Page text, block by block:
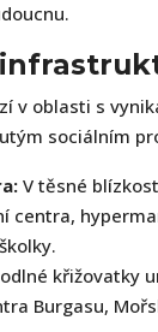
v oblasti s
sociálním
V těsné
centra,
křižovatky
Burgasu,